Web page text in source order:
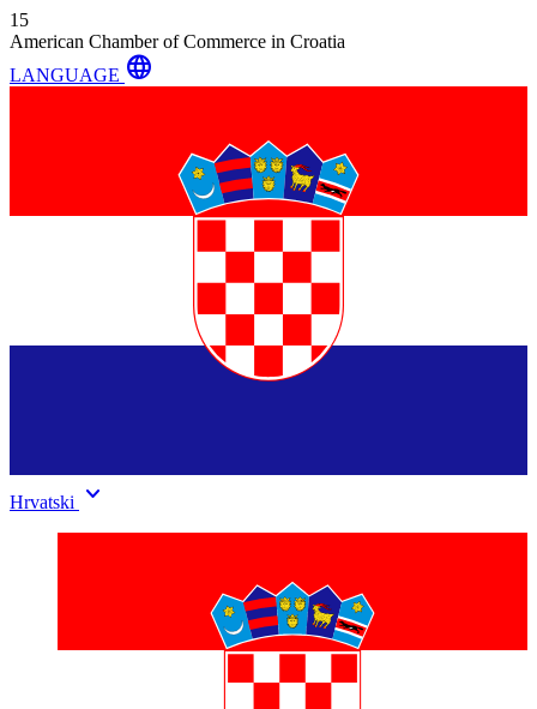
15
American Chamber of Commerce in Croatia
LANGUAGE language
Hrvatski keyboard_arrow_down